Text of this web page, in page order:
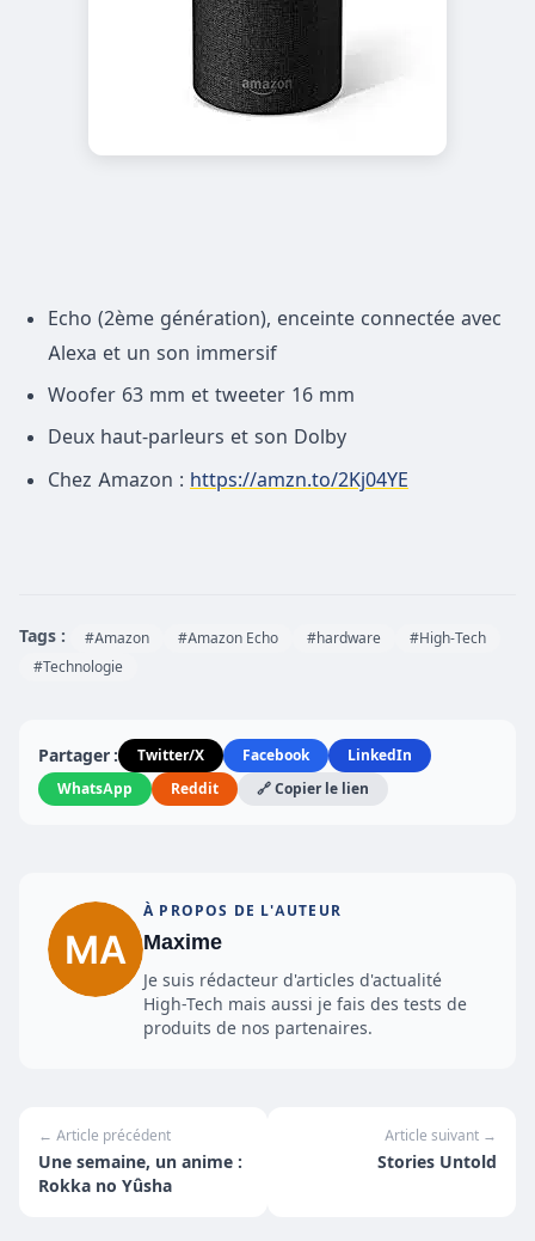
Echo (2ème génération), enceinte connectée avec
Alexa et un son immersif
Woofer 63 mm et tweeter 16 mm
Deux haut-parleurs et son Dolby
Chez Amazon : https://amzn.to/2Kj04YE
Tags : #Amazon #Amazon Echo #hardware
#High-Tech
#Technologie
Partager : Twitter/X Facebook
LinkedIn
WhatsApp
Reddit 🔗 Copier le lien
À PROPOS DE L'AUTEUR
Maxime
Je suis rédacteur d'articles d'actualité
High-Tech mais aussi je fais des tests de
produits de nos partenaires.
← Article précédent
Une semaine, un anime :
Rokka no Yûsha
Article suivant →
Stories Untold